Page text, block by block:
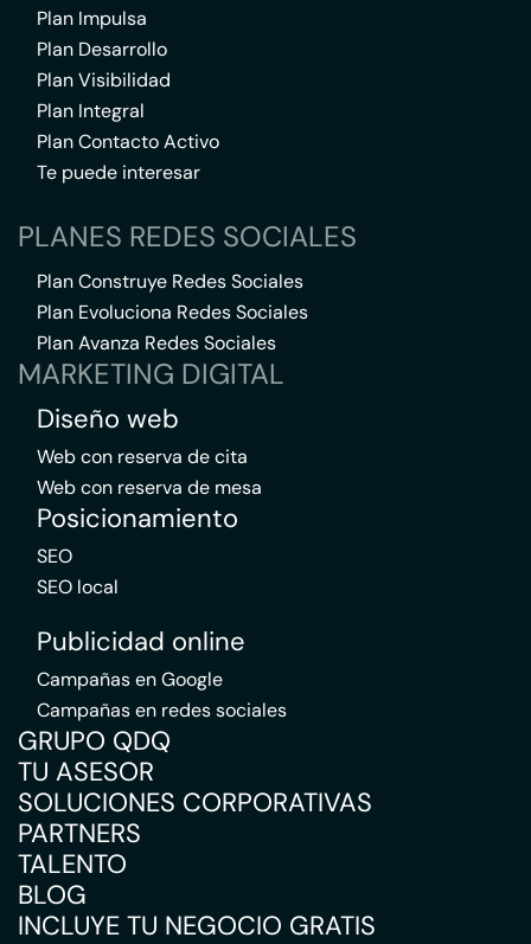
Plan Impulsa
Plan Desarrollo
Plan Visibilidad
Plan Integral
Plan Contacto Activo
Te puede interesar
PLANES REDES SOCIALES
Plan Construye Redes Sociales
Plan Evoluciona Redes Sociales
Plan Avanza Redes Sociales
MARKETING DIGITAL
Diseño web
Web con reserva de cita
Web con reserva de mesa
Posicionamiento
SEO
SEO local
Publicidad online
Campañas en Google
Campañas en redes sociales
GRUPO QDQ
TU ASESOR
SOLUCIONES CORPORATIVAS
PARTNERS
TALENTO
BLOG
INCLUYE TU NEGOCIO GRATIS